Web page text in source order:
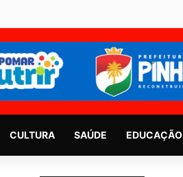
CULTURA SAÚDE EDUCAÇÃO